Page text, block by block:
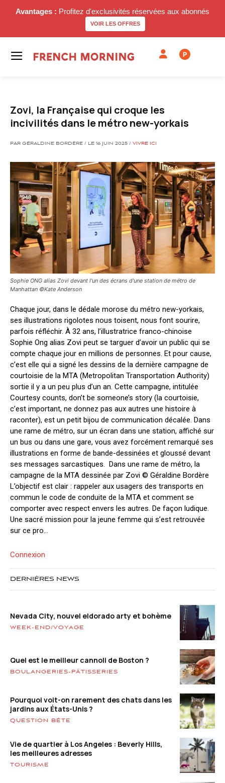
Avantages : Profitez d'exclusivités réservées aux abonnés
VOIR LES OFFRES
P
Zovi, la Française qui croque les
incivilités dans le métro new-yorkais
PAR GÉRALDINE BORDÈRE / LE 16 JUIN 2025 / VIVRE ICI
Sophie ONG alias Zovi devant l'un des écrans d'une station de métro de
Manhattan ©Kate Anderson
Chaque jour, dans le dédale morose du métro new-yorkais,
ses illustrations rigolotes nous toisent, nous font sourire,
parfois réfléchir. À 32 ans, l’illustratrice franco-chinoise
Sophie Ong alias Zovi peut se targuer d’avoir un public qui se
compte chaque jour en millions de personnes. Et pour cause,
c’est elle qui a signé les dessins de la dernière campagne de
courtoisie de la MTA (Metropolitan Transportation Authority)
sortie il y a un peu plus d’un an. Cette campagne, intitulée
Courtesy counts, don’t be someone’s story (la courtoisie,
c’est important, ne donnez pas aux autres une histoire à
raconter), est un petit bijou de communication décalée. Dans
une rame de métro, sur un écran dans une station, affiché sur
un bus ou dans une gare, vous avez forcément remarqué ses
illustrations en forme de bande-dessinées et gloussé devant
ses messages sarcastiques. Dans une rame de métro, la
campagne de la MTA dessinée par Zovi © Géraldine Bordère
L’objectif est clair : rappeler aux usagers des transports en
commun le code de conduite de la MTA et comment se
comporter avec respect envers les autres. De façon ludique.
Une sacré mission pour la jeune femme qui s’est retrouvée
sur ce pro...
Connexion
DERNIÈRES NEWS
Nevada City, nouvel eldorado arty et bohème
WEEK-END/VOYAGE
Quel est le meilleur cannoli de Boston ?
BOULANGERIES-PÂTISSERIES
Pourquoi voit-on rarement des chats dans les
jardins aux États-Unis ?
QUESTION BÊTE
Vie de quartier à Los Angeles : Beverly Hills,
les meilleures adresses
TOURISME